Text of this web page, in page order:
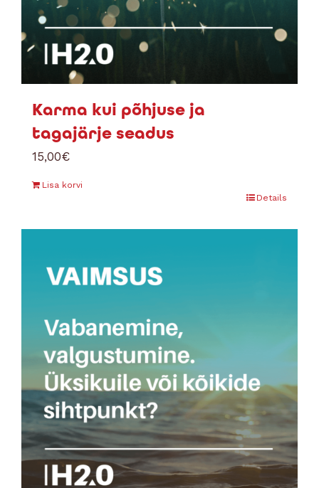
Karma kui põhjuse ja
tagajärje seadus
15,00€
Lisa korvi
Details